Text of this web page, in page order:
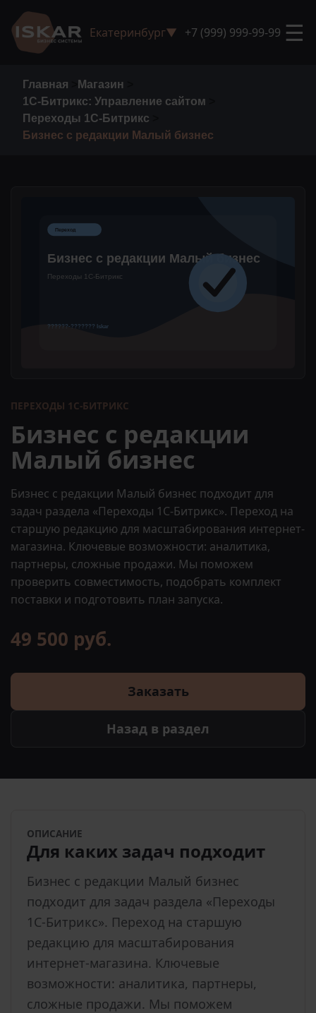
Екатеринбург▼ +7 (999) 999-99-99 ☰
Главная Магазин
1С-Битрикс: Управление сайтом
Переходы 1С-Битрикс
Бизнес с редакции Малый бизнес
ПЕРЕХОДЫ 1С-БИТРИКС
Бизнес с редакции
Малый бизнес
Бизнес с редакции Малый бизнес подходит для
задач раздела «Переходы 1С-Битрикс». Переход на
старшую редакцию для масштабирования интернет-
магазина. Ключевые возможности: аналитика,
партнеры, сложные продажи. Мы поможем
проверить совместимость, подобрать комплект
поставки и подготовить план запуска.
49 500 руб.
Заказать
Назад в раздел
ОПИСАНИЕ
Для каких задач подходит
Бизнес с редакции Малый бизнес
подходит для задач раздела «Переходы
1С-Битрикс». Переход на старшую
редакцию для масштабирования
интернет-магазина. Ключевые
возможности: аналитика, партнеры,
сложные продажи. Мы поможем